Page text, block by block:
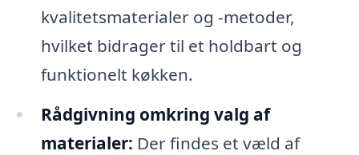
kvalitetsmaterialer og -metoder,
hvilket bidrager til et holdbart og
funktionelt køkken.
Rådgivning omkring valg af
materialer: Der findes et væld af